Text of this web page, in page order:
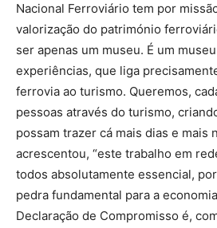
Nacional Ferroviário tem por
valorização do património
ser apenas um museu. É um
experiências, que liga
ferrovia ao turismo. Queremos,
pessoas através do turismo,
possam trazer cá mais dias e mais
acrescentou, “este trabalho em
todos absolutamente essencial,
pedra fundamental para a
Declaração de Compromisso é,